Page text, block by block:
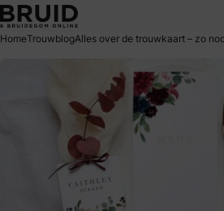
Alles over de trouwkaart – zo nodig
HomeTrouwblogAlles over de trouwkaart – zo